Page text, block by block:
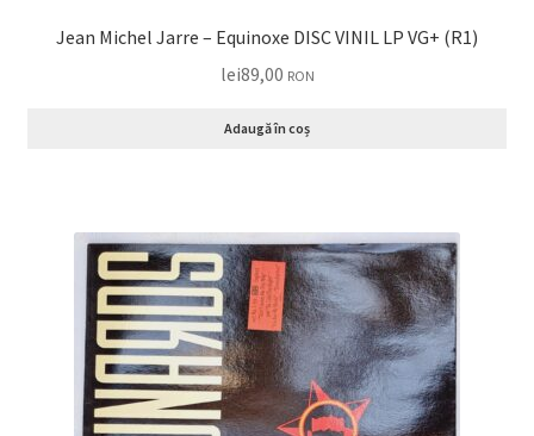
Jean Michel Jarre – Equinoxe DISC VINIL LP VG+ (R1)
lei89,00 RON
Adaugă în coș